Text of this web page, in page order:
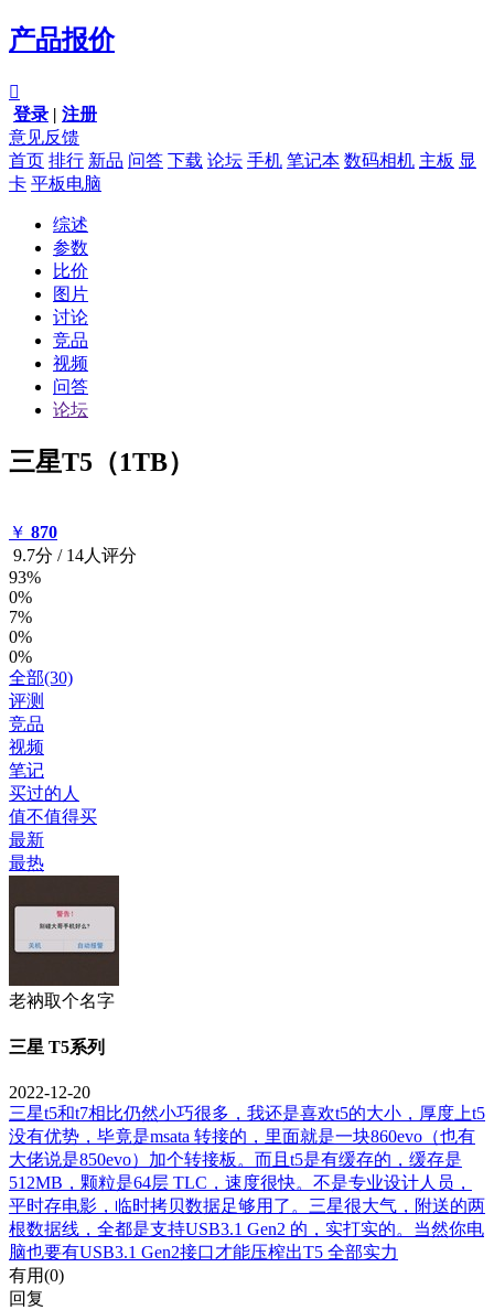
产品报价

登录 | 注册
意见反馈
首页 排行 新品 问答 下载 论坛 手机 笔记本 数码相机 主板 显
卡 平板电脑
综述
参数
比价
图片
讨论
竞品
视频
问答
论坛
三星T5（1TB）
￥ 870
9.7分 / 14人评分
93%
0%
7%
0%
0%
全部(30)
评测
竞品
视频
笔记
买过的人
值不值得买
最新
最热
老衲取个名字
三星 T5系列
2022-12-20
三星t5和t7相比仍然小巧很多，我还是喜欢t5的大小，厚度上t5
没有优势，毕竟是msata 转接的，里面就是一块860evo（也有
大佬说是850evo）加个转接板。而且t5是有缓存的，缓存是
512MB，颗粒是64层 TLC，速度很快。不是专业设计人员，
平时存电影，临时拷贝数据足够用了。三星很大气，附送的两
根数据线，全都是支持USB3.1 Gen2 的，实打实的。当然你电
脑也要有USB3.1 Gen2接口才能压榨出T5 全部实力
有用(0)
回复